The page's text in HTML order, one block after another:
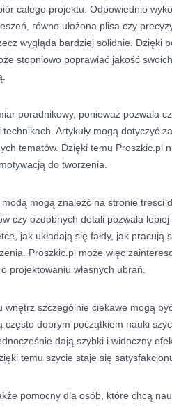
całego projektu. Odpowiednio
równo ułożona plisa czy
wygląda bardziej solidnie. Dzięki
stopniowo poprawiać jakość
poradnikowy, ponieważ pozwala
technikach. Artykuły mogą dotyczyć
tematów. Dzięki temu Proszkic.pl
do tworzenia.
mogą znaleźć na stronie treści
czy ozdobnych detali pozwala lepiej
jak układają się fałdy, jak pracują
Proszkic.pl może więc
projektowaniu własnych ubrań.
wnętrz szczególnie ciekawe mogą
często dobrym początkiem nauki
dają szybki i widoczny
temu szycie staje się
pomocny dla osób, które chcą